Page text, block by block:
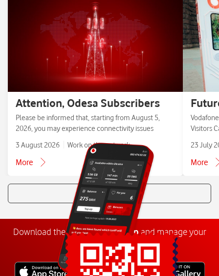
Attention, Odesa Subscribers
Please be informed that, starting from August 5,
2026, you may experience connectivity issues
3 August 2026
Work on the network
More
Visitors
23 July
More
All news
Download theMyVodafone app and manage your
number anywhere.